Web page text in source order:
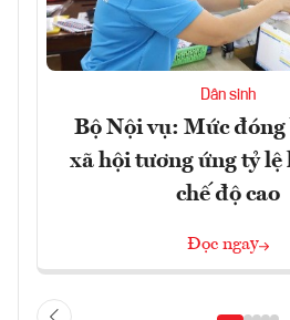
Dân sinh
Bộ Nội vụ: Mức đóng
xã hội tương ứng tỷ lệ
chế độ cao
Đọc ngay